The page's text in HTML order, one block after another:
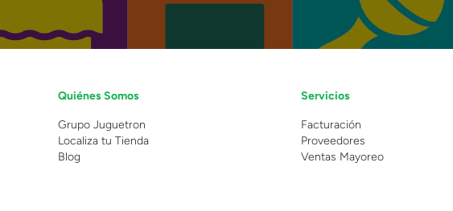
Quiénes Somos
Grupo Juguetron
Localiza tu Tienda
Blog
Servicios
Facturación
Proveedores
Ventas Mayoreo